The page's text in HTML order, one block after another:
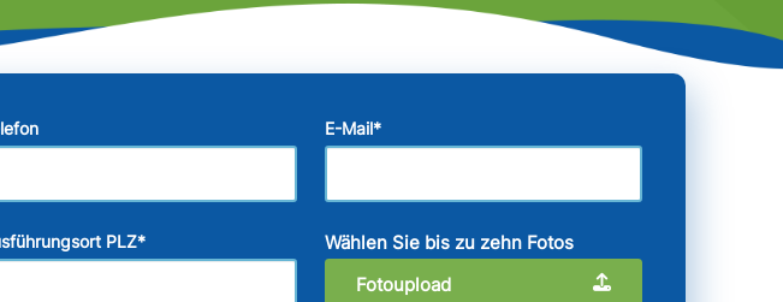
E-Mail*
PLZ*
Wählen Sie bis zu zehn Fotos
Fotoupload